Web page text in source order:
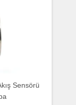
Sensörü